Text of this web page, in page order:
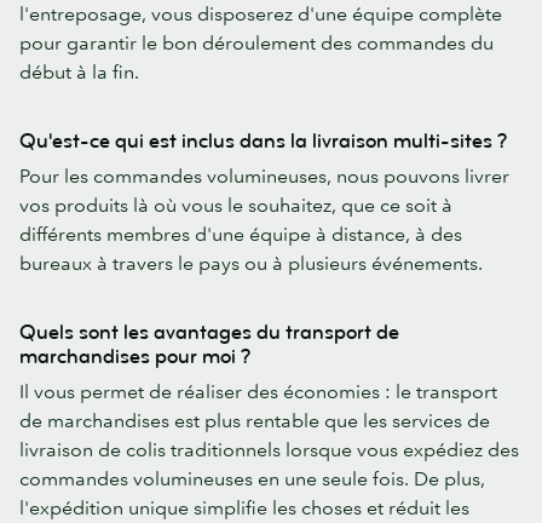
l'entreposage, vous disposerez d'une équipe complète
pour garantir le bon déroulement des commandes du
début à la fin.
Qu'est-ce qui est inclus dans la livraison multi-sites ?
Pour les commandes volumineuses, nous pouvons livrer
vos produits là où vous le souhaitez, que ce soit à
différents membres d'une équipe à distance, à des
bureaux à travers le pays ou à plusieurs événements.
Quels sont les avantages du transport de
marchandises pour moi ?
Il vous permet de réaliser des économies : le transport
de marchandises est plus rentable que les services de
livraison de colis traditionnels lorsque vous expédiez des
commandes volumineuses en une seule fois. De plus,
l'expédition unique simplifie les choses et réduit les